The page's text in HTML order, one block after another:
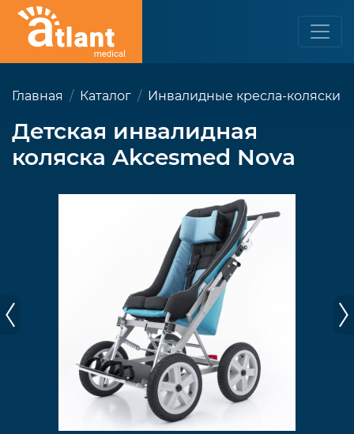
Главная Каталог Инвалидные кресла-коляски
Детская инвалидная
коляска Akcesmed Nova